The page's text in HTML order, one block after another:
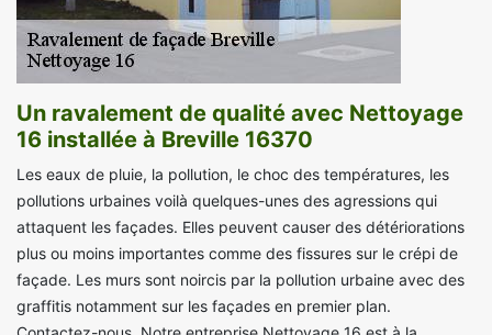
Un ravalement de qualité avec Nettoyage
16 installée à Breville 16370
Les eaux de pluie, la pollution, le choc des températures, les
pollutions urbaines voilà quelques-unes des agressions qui
attaquent les façades. Elles peuvent causer des détériorations
plus ou moins importantes comme des fissures sur le crépi de
façade. Les murs sont noircis par la pollution urbaine avec des
graffitis notamment sur les façades en premier plan.